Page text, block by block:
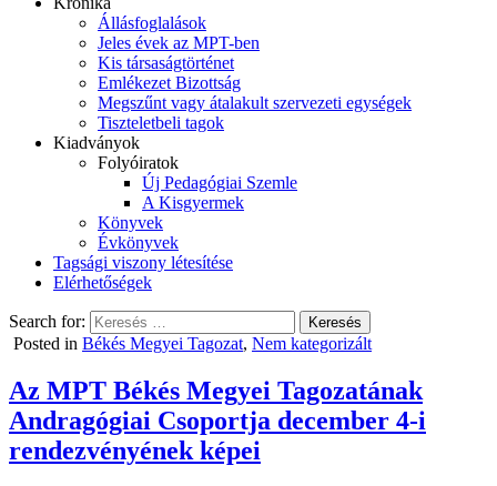
Állásfoglalások
Jeles évek az MPT-ben
Kis társaságtörténet
Emlékezet Bizottság
Megszűnt vagy átalakult szervezeti egységek
Tiszteletbeli tagok
Kiadványok
Folyóiratok
Új Pedagógiai Szemle
A Kisgyermek
Könyvek
Évkönyvek
Tagsági viszony létesítése
Elérhetőségek
Search for:
Posted in Békés Megyei Tagozat, Nem kategorizált
Az MPT Békés Megyei Tagozatának
Andragógiai Csoportja december 4-i
rendezvényének képei